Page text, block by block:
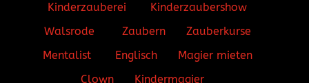
Kinderzauberei
Kinderzaubershow
Walsrode
Zaubern
Zauberkurse
Mentalist
Englisch
Magier mieten
Clown
Kindermagier